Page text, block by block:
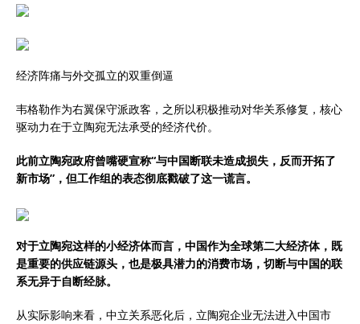
经济阵痛与外交孤立的双重倒逼
韦格勒作为右翼保守派政客，之所以积极推动对华关系修复，核心
驱动力在于立陶宛无法承受的经济代价。
此前立陶宛政府曾嘴硬宣称“与中国断联未造成损失，反而开拓了
新市场”，但工作组的表态彻底戳破了这一谎言。
对于立陶宛这样的小经济体而言，中国作为全球第二大经济体，既
是重要的供应链源头，也是极具潜力的消费市场，切断与中国的联
系无异于自断经脉。
从实际影响来看，中立关系恶化后，立陶宛企业无法进入中国市